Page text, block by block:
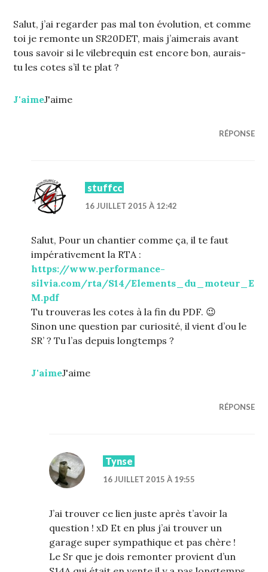
Salut, j’ai regarder pas mal ton évolution, et comme
toi je remonte un SR20DET, mais j’aimerais avant
tous savoir si le vilebrequin est encore bon, aurais-
tu les cotes s’il te plat ?
J'aimeJ'aime
RÉPONSE
stuffcc
16 JUILLET 2015 À 12:42
Salut, Pour un chantier comme ça, il te faut
impérativement la RTA :
https://www.performance-
silvia.com/rta/S14/Elements_du_moteur_E
M.pdf
Tu trouveras les cotes à la fin du PDF. 😉
Sinon une question par curiosité, il vient d’ou le
SR’ ? Tu l’as depuis longtemps ?
J'aimeJ'aime
RÉPONSE
Tynse
16 JUILLET 2015 À 19:55
J’ai trouver ce lien juste après t’avoir la
question ! xD Et en plus j’ai trouver un
garage super sympathique et pas chère !
Le Sr que je dois remonter provient d’un